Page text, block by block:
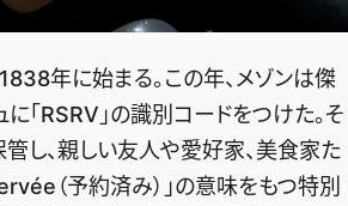
年に始まる。この年、メゾンは傑
「RSRV」の識別コードをつけた。そ
管し、親しい友人や愛好家、美食家た
（予約済み）」の意味をもつ特別